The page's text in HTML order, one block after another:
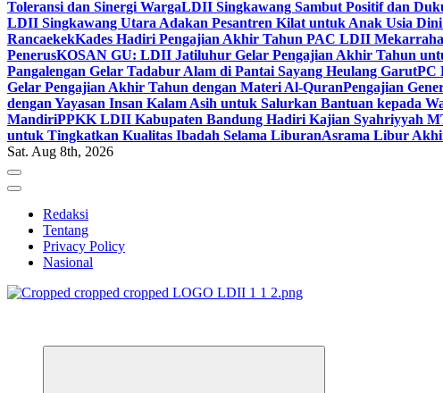
Toleransi dan Sinergi WargaLDII Singkawang Sambut Positif dan
LDII Singkawang Utara Adakan Pesantren Kilat untuk Anak Usia
RancaekekKades Hadiri Pengajian Akhir Tahun PAC LDII
PenerusKOSAN GU: LDII Jatiluhur Gelar Pengajian Akhir Tahun
Pangalengan Gelar Tadabur Alam di Pantai Sayang Heulang GarutPC
Gelar Pengajian Akhir Tahun dengan Materi Al-QuranPengajian
dengan Yayasan Insan Kalam Asih untuk Salurkan Bantuan kepada
MandiriPPKK LDII Kabupaten Bandung Hadiri Kajian Syahriyyah
untuk Tingkatkan Kualitas Ibadah Selama LiburanAsrama Libur
Sat. Aug 8th, 2026
Redaksi
Tentang
Privacy Policy
Nasional